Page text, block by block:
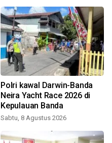
Polri kawal Darwin-Banda
Neira Yacht Race 2026 di
Kepulauan Banda
Sabtu, 8 Agustus 2026